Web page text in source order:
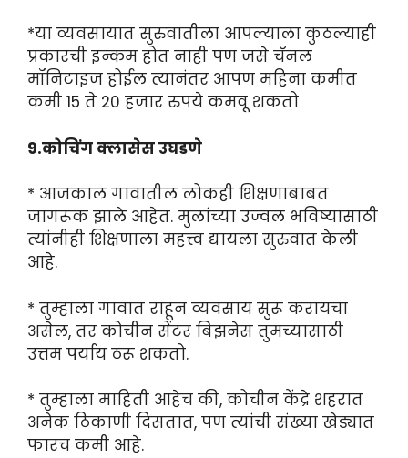
*या व्यवसायात सुरुवातीला आपल्याला कुठल्याही
प्रकारची इन्कम होत नाही पण जसे चॅनल
मॉनिटाइज होईल त्यानंतर आपण महिना कमीत
कमी 15 ते 20 हजार रुपये कमवू शकतो
9.कोचिंग क्लासेस उघडणे
* आजकाल गावातील लोकही शिक्षणाबाबत
जागरूक झाले आहेत. मुलांच्या उज्वल भविष्यासाठी
त्यांनीही शिक्षणाला महत्त्व द्यायला सुरुवात केली
आहे.
* तुम्हाला गावात राहून व्यवसाय सुरू करायचा
असेल, तर कोचीन सेंटर बिझनेस तुमच्यासाठी
उत्तम पर्याय ठरू शकतो.
* तुम्हाला माहिती आहेच की, कोचीन केंद्रे शहरात
अनेक ठिकाणी दिसतात, पण त्यांची संख्या खेड्यात
फारच कमी आहे.